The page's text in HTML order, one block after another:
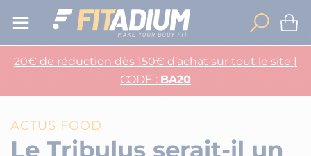
20€ de réduction dès 150€ d’achat sur tout le site |
CODE : BA20
ACTUS FOOD
Le Tribulus serait-il un